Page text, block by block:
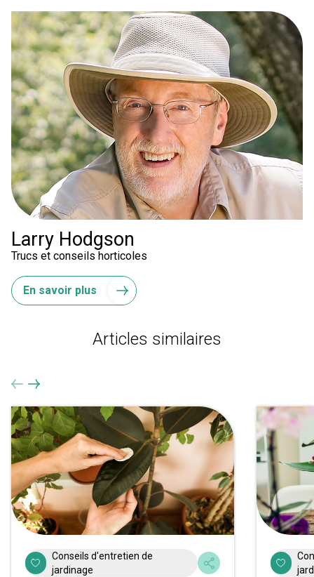
Larry Hodgson
Trucs et conseils horticoles
En savoir plus
Articles similaires
Conseils d'entretien de
jardinage